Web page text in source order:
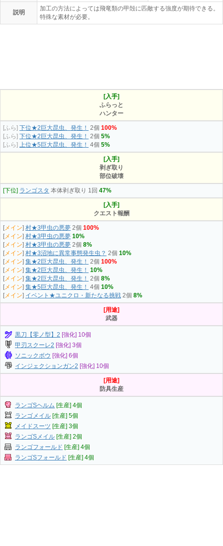
説明
加工の方法によっては飛竜類の甲殻に匹敵する強度が期待できる。
特殊な素材が必要。
[入手]
ふらっと
ハンター
[ふら] 下位★2巨大昆虫、発生！ 2個 100%
[ふら] 下位★2巨大昆虫、発生！ 2個 5%
[ふら] 上位★5巨大昆虫、発生！ 4個 5%
[入手]
剥ぎ取り
部位破壊
[下位] ランゴスタ 本体剥ぎ取り 1回 47%
[入手]
クエスト報酬
[メイン] 村★3甲虫の悪夢 2個 100%
[メイン] 村★3甲虫の悪夢 10%
[メイン] 村★3甲虫の悪夢 2個 8%
[メイン] 村★3沼地に異常事態発生虫？ 2個 10%
[メイン] 集★2巨大昆虫、発生！ 2個 100%
[メイン] 集★2巨大昆虫、発生！ 10%
[メイン] 集★2巨大昆虫、発生！ 2個 8%
[メイン] 集★5巨大昆虫、発生！ 4個 10%
[メイン] イベント★ユニクロ・新たなる挑戦 2個 8%
[用途]
武器
黒刀【零ノ型】2 [強化] 10個
甲刃スクーレ2 [強化] 3個
ソニックボウ [強化] 6個
インジェクションガン2 [強化] 10個
[用途]
防具生産
ランゴSヘルム [生産] 4個
ランゴメイル [生産] 5個
メイドスーツ [生産] 3個
ランゴSメイル [生産] 2個
ランゴフォールド [生産] 4個
ランゴSフォールド [生産] 4個